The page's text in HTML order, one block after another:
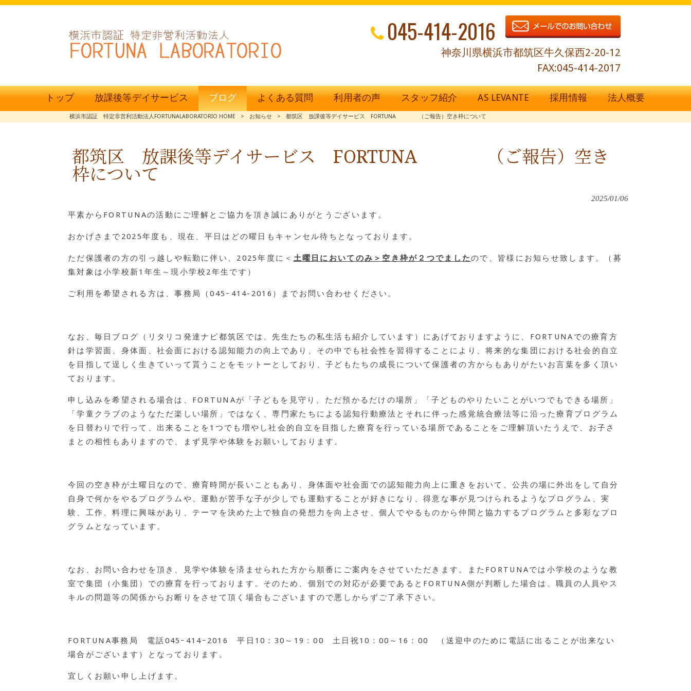
045-414-2016
神奈川県横浜市都筑区牛久保西2-20-12
FAX:045-414-2017
トップ 放課後等デイサービス ブログ よくある質問 利用者の声 スタッフ紹介 AS LEVANTE 採用情報 法人概要
横浜市認証 特定非営利活動法人FORTUNALABORATORIO HOME > お知らせ > 都筑区 放課後等デイサービス FORTUNA （ご報告）空き枠について
都筑区 放課後等デイサービス FORTUNA （ご報告）空き
枠について
2025/01/06
平素からFORTUNAの活動にご理解とご協力を頂き誠にありがとうございます。
おかげさまで2025年度も、現在、平日はどの曜日もキャンセル待ちとなっております。
ただ保護者の方の引っ越しや転勤に伴い、2025年度に＜ 土曜日においてのみ＞空き枠が２つでましたので、皆様にお知らせ致します。（募
集対象は小学校新1年生～現小学校2年生です）
ご利用を希望される方は、事務局（045ｰ414-2016）までお問い合わせください。
なお、毎日ブログ（リタリコ発達ナビ都筑区では、先生たちの私生活も紹介しています）にあげておりますように、FORTUNAでの療育方
針は学習面、身体面、社会面における認知能力の向上であり、その中でも社会性を習得することにより、将来的な集団における社会的自立
を目指して逞しく生きていって貰うことをモットーとしており、子どもたちの成長について保護者の方からもありがたいお言葉を多く頂い
ております。
申し込みを希望される場合は、FORTUNAが「子どもを見守り、ただ預かるだけの場所」「子どものやりたいことがいつでもできる場所」
「学童クラブのようなただ楽しい場所」ではなく、専門家たちによる認知行動療法とそれに伴った感覚統合療法等に沿った療育プログラム
を日替わりで行って、出来ることを1つでも増やし社会的自立を目指した療育を行っている場所であることをご理解頂いたうえで、お子さ
まとの相性もありますので、まず見学や体験をお願いしております。
今回の空き枠が土曜日なので、療育時間が長いこともあり、身体面や社会面での認知能力向上に重きをおいて、公共の場に外出をして自分
自身で何かをやるプログラムや、運動が苦手な子が少しでも運動することが好きになり、得意な事が見つけられるようなプログラム、実
験、工作、料理に興味があり、テーマを決めた上で独自の発想力を向上させ、個人でやるものから仲間と協力するプログラムと多彩なプロ
グラムとなっています。
なお、お問い合わせを頂き、見学や体験を済ませられた方から順番にご案内をさせていただきます。またFORTUNAでは小学校のような教
室で集団（小集団）での療育を行っております。そのため、個別での対応が必要であるとFORTUNA側が判断した場合は、職員の人員やス
キルの問題等の関係からお断りをさせて頂く場合もございますので悪しからずご了承下さい。
FORTUNA事務局 電話045ｰ414ｰ2016 平日10：30～19：00 土日祝10：00～16：00 （送迎中のために電話に出ることが出来ない
場合がございます）となっております。
宜しくお願い申し上げます。